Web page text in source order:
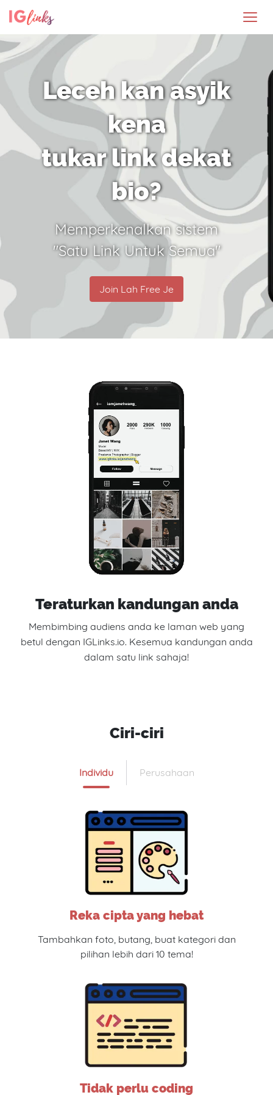
Leceh kan asyik
kena
tukar link dekat
bio?
Memperkenalkan sistem
"Satu Link Untuk Semua"
Join Lah Free Je
Teraturkan kandungan anda
Membimbing audiens anda ke laman web yang
betul dengan IGLinks.io. Kesemua kandungan anda
dalam satu link sahaja!
Ciri-ciri
Individu Perusahaan
Reka cipta yang hebat
Tambahkan foto, butang, buat kategori dan
pilihan lebih dari 10 tema!
Tidak perlu coding